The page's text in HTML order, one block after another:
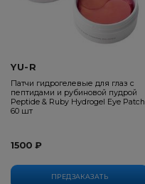
ПРЕДЗАКАЗАТЬ
YU-R
Патчи гидрогелевые для глаз с
пептидами и рубиновой пудрой
Peptide & Ruby Hydrogel Eye Patch,
60 шт
1500 ₽